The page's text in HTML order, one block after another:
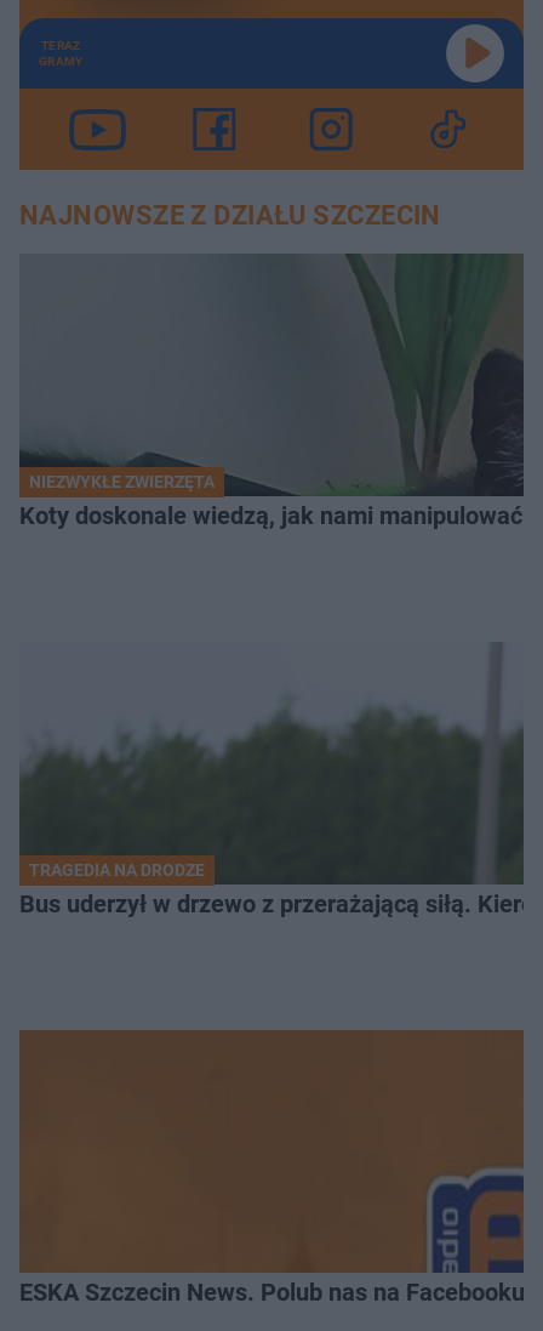
TERAZ
GRAMY
NAJNOWSZE Z DZIAŁU SZCZECIN
NIEZWYKŁE ZWIERZĘTA
Koty doskonale wiedzą, jak nami
TRAGEDIA NA DRODZE
Bus uderzył w drzewo z przerażającą siłą.
ESKA Szczecin News. Polub nas na Facebooku!